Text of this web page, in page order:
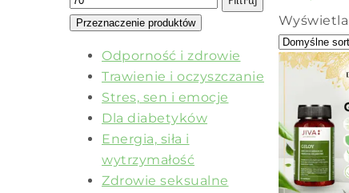
Przeznaczenie produktów
Odporność i zdrowie
Trawienie i oczyszczanie
Stres, sen i emocje
Dla diabetyków
Energia, siła i
wytrzymałość
Zdrowie seksualne